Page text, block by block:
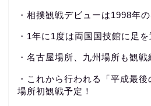
・相撲観戦デビューは1998年の
・1年に1度は両国国技館に足
・名古屋場所、九州場所も観戦
・これから行われる「平成最
場所初観戦予定！